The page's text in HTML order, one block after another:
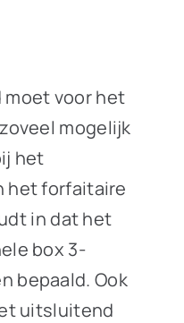
moet voor het
mogelijk
het
het forfaitaire
in dat het
box 3-
bepaald. Ook
uitsluitend